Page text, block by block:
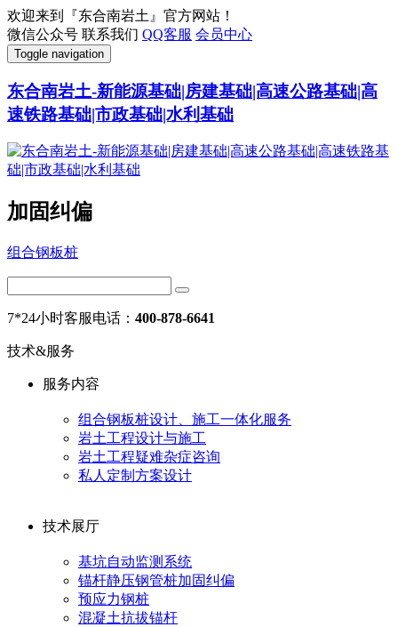
欢迎来到『东合南岩土』官方网站！
微信公众号 联系我们 QQ客服 会员中心
Toggle navigation
东合南岩土-新能源基础|房建基础|高速公路基础|高
速铁路基础|市政基础|水利基础
加固纠偏
组合钢板桩
7*24小时客服电话： 400-878-6641
技术&服务
服务内容
组合钢板桩设计、施工一体化服务
岩土工程设计与施工
岩土工程疑难杂症咨询
私人定制方案设计
技术展厅
基坑自动监测系统
锚杆静压钢管桩加固纠偏
预应力钢桩
混凝土抗拔锚杆